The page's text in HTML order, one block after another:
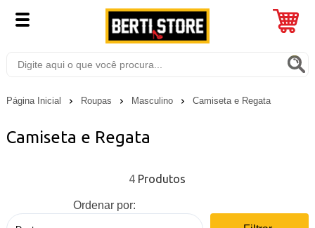
Página Inicial Roupas Masculino Camiseta e Regata
Camiseta e Regata
4
Ordenar por: